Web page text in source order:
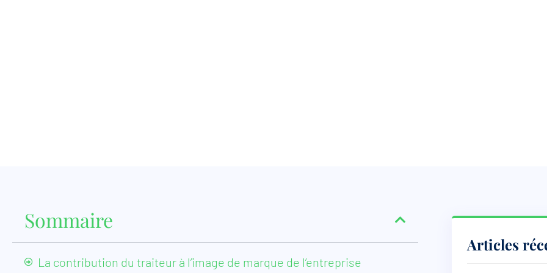
Sommaire
La contribution du traiteur à l’image de marque de l’entreprise
Articles